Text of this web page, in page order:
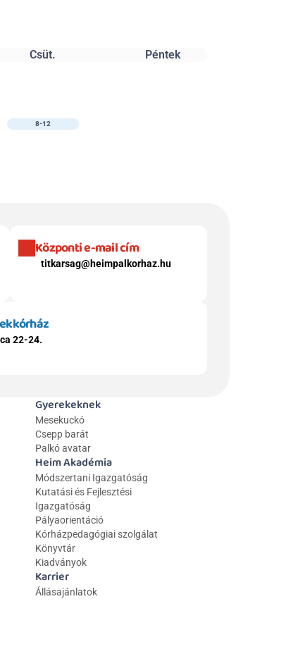
Csüt.
Péntek
8-12
Központi e-mail cím
titkarsag@heimpalkorhaz.hu
22-24.
Gyerekeknek
Mesekuckó
Csepp barát
Palkó avatar
Heim Akadémia
Módszertani Igazgatóság
Kutatási és Fejlesztési
Igazgatóság
Pályaorientáció
Kórházpedagógiai szolgálat
Könyvtár
Kiadványok
Karrier
Állásajánlatok